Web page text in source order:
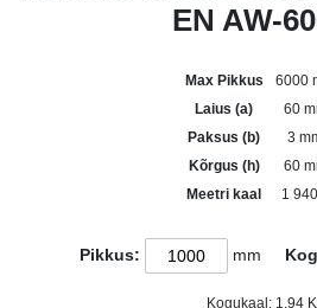
EN AW-
Max Pikkus
6000
Laius (a)
60
Paksus (b)
3
Kõrgus (h)
60
Meetri kaal
1
Pikkus: mm
Kogukaal: 1.94